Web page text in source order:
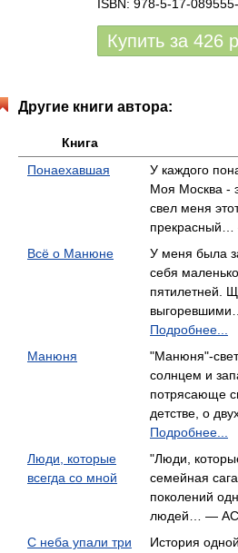
ISBN: 978-5-17-
Купить за 426
Другие книги автора:
Книга
Понаехавшая
У каждого
Моя Москва -
свел меня
Всё о Манюне
У меня была
себя
пятилетней.
Подробнее...
Манюня
"Манюня"-
солнцем и
потрясающе
детстве, о
Подробнее...
Люди, которые
всегда со мной
"Люди,
семейная
поколений
людей… —
С неба упали три
История